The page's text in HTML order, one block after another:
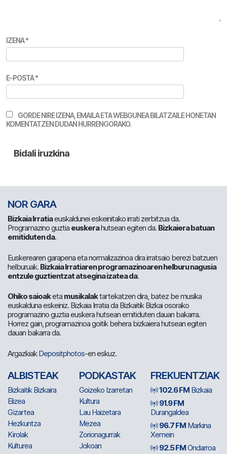
IZENA*
E-POSTA*
GORDE NIRE IZENA, EMAILA ETA WEBGUNEA BILATZAILE HONETAN
KOMENTATZEN DUDAN HURRENGORAKO.
NOR GARA
Bizkaia Irratiaeuskaldunei eskeinitako irrati zerbitzua da.
Programazino guztia euskerahutsean egiten da. Bizkaiera batuan
emitiduten da.
Euskerearen garapena eta normalizazinoa dira irratsaio berezi batzuen
helburuak. Bizkaia Irratiaren programazinoaren helburu nagusia
entzule guztientzat atsegina izatea da.
Ohiko saioaketa musikalaktartekatzen dira, batez be musika
euskalduna eskeiniz. Bizkaia Irratia da Bizkaitik Bizkai osorako
programazino guztia euskera hutsean emitiduten dauan bakarra.
Horrez gain, programazinoa goitik behera bizkaiera hutsean egiten
dauan bakarra da.
ArgazkiakDepositphotos-en eskuz.
ALBISTEAK
Bizkaitik Bizkaira
Elizea
Gizartea
Hezkuntza
Kirolak
Kulturea
PODKASTAK
Goizeko Izarretan
Kultura
Lau Haizetara
Mezea
Zorionagurrak
Jokoan
FREKUENTZIAK
102.6 FM Bizkaia
91.9 FM
Durangaldea
96.7 FM Markina
Xemein
92.5 FMOndarroa